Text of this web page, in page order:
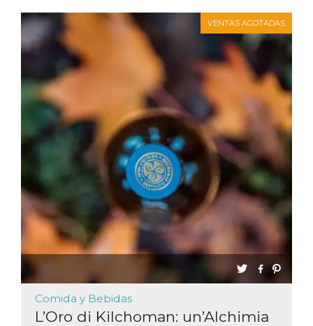
VENTAS AGOTADAS
Comida y Bebidas
L’Oro di Kilchoman: un’Alchimia